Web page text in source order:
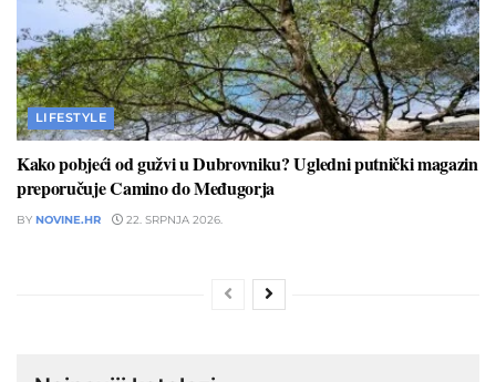
LIFESTYLE
Kako pobjeći od gužvi u Dubrovniku? Ugledni putnički magazin
preporučuje Camino do Međugorja
BY NOVINE.HR 22. SRPNJA 2026.